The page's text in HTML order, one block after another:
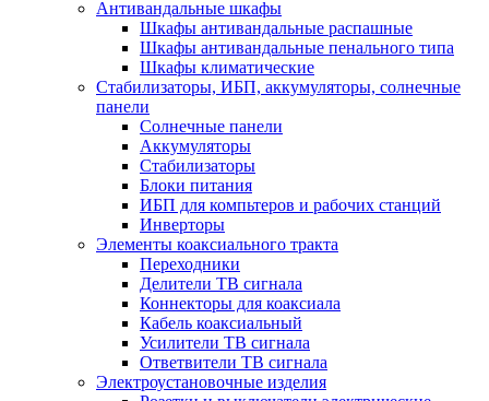
Антивандальные шкафы
Шкафы антивандальные распашные
Шкафы антивандальные пенального типа
Шкафы климатические
Стабилизаторы, ИБП, аккумуляторы, солнечные
панели
Солнечные панели
Аккумуляторы
Стабилизаторы
Блоки питания
ИБП для компьтеров и рабочих станций
Инверторы
Элементы коаксиального тракта
Переходники
Делители ТВ сигнала
Коннекторы для коаксиала
Кабель коаксиальный
Усилители ТВ сигнала
Ответвители ТВ сигнала
Электроустановочные изделия